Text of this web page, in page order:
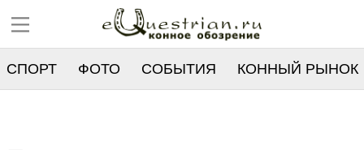
СПОРТ ФОТО СОБЫТИЯ КОННЫЙ РЫНОК